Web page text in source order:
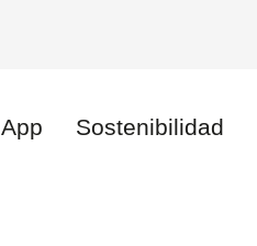
App Sostenibilidad